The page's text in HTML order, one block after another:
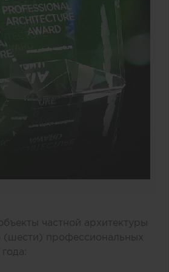
частной архитектуры
(шести) профессиональных